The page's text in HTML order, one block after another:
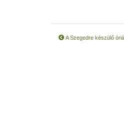
A Szegedre készülő